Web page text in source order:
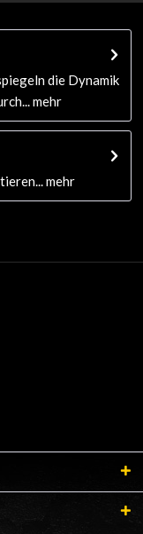
die Dynamik
mehr
mehr